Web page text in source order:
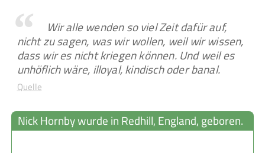
Wir alle wenden so viel Zeit dafür auf,
nicht zu sagen, was wir wollen, weil wir wissen,
dass wir es nicht kriegen können. Und weil es
unhöflich wäre, illoyal, kindisch oder banal.
Quelle
Nick Hornby wurde in Redhill, England, geboren.